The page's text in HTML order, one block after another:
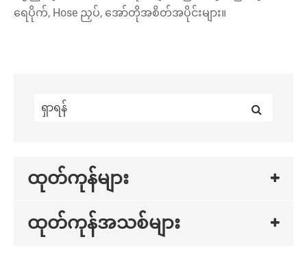
ရေပိုက်, Hose ညှပ်, အော်တိုအစိတ်အပိုင်းများ။
ထုတ်ကုန်များ
ထုတ်ကုန်အသစ်များ